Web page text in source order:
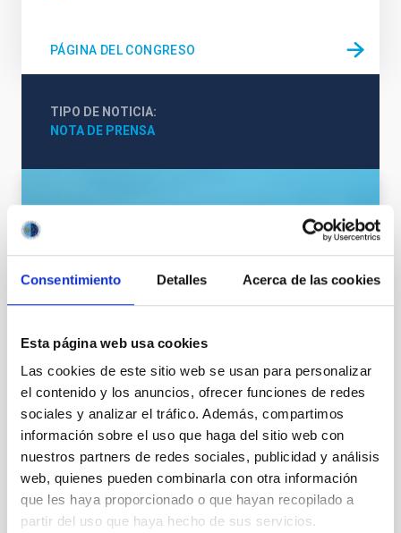
Consentimiento Detalles Acerca de las cookies
Esta página web usa cookies
Las cookies de este sitio web se usan para personalizar
el contenido y los anuncios, ofrecer funciones de redes
sociales y analizar el tráfico. Además, compartimos
información sobre el uso que haga del sitio web con
nuestros partners de redes sociales, publicidad y análisis
web, quienes pueden combinarla con otra información
que les haya proporcionado o que hayan recopilado a
partir del uso que haya hecho de sus servicios.
PÁGINA DEL CONGRESO
TIPO DE NOTICIA
NOTA DE PRENSA
Herramientas de observación
Tecnología